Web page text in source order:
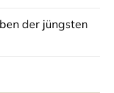
der jüngsten